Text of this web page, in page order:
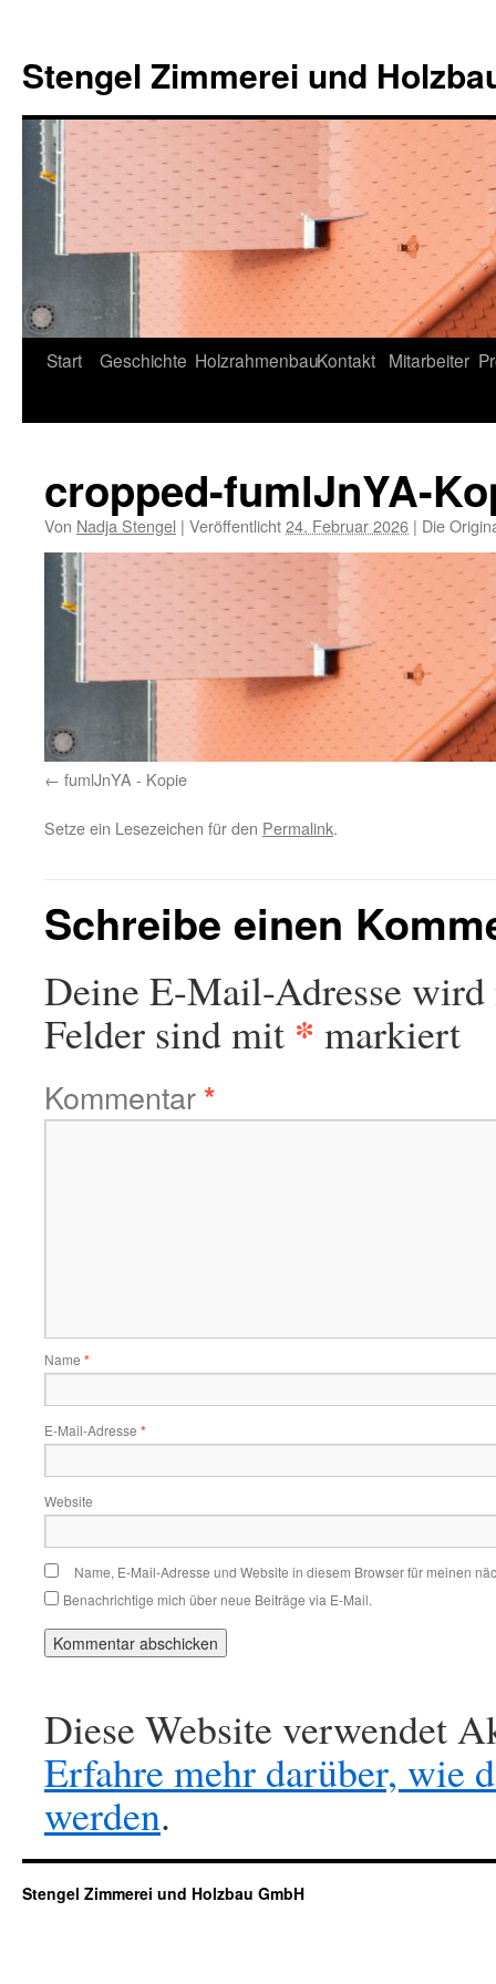
springen
Stengel Zimmerei und
Start Geschichte HolzrahmenbauKontakt Mitarbeiter
cropped-fumlJnYA-
Von Nadja Stengel | Veröffentlicht24. Februar 2026 | Die
fumlJnYA - Kopie
Setze ein Lesezeichen für den Permalink.
Schreibe einen
Deine E-Mail-Adresse
Felder sind mit * markiert
Kommentar*
Name *
E-Mail-Adresse *
Website
Name, E-Mail-Adresse und Website in diesem Browser für meinen
Benachrichtige mich über neue Beiträge via E-Mail.
Diese Website verwendet
Erfahre mehr darüber, wie
werden.
Stengel Zimmerei und Holzbau GmbH